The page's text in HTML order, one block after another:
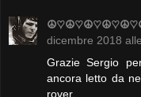
dicembre 2018
Grazie Sergio
ancora letto da
rover.